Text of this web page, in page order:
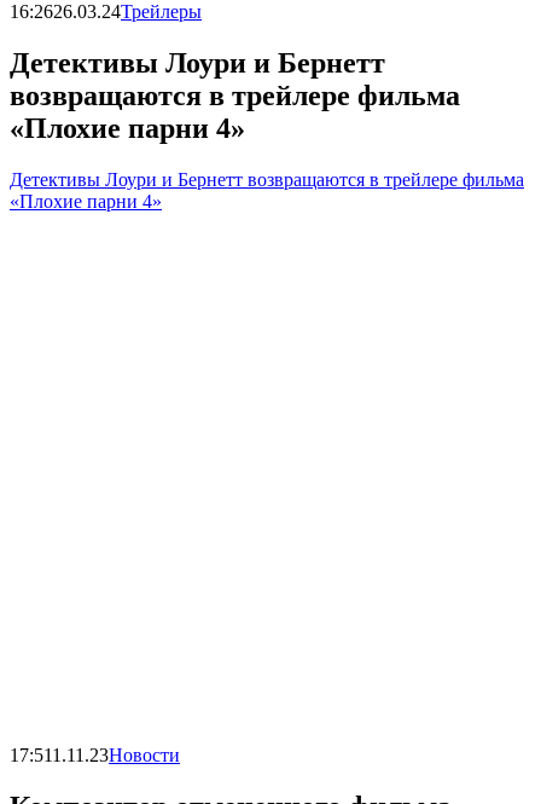
16:2626.03.24Трейлеры
Детективы Лоури и Бернетт
возвращаются в трейлере фильма
«Плохие парни 4»
Детективы Лоури и Бернетт возвращаются в трейлере фильма
«Плохие парни 4»
17:511.11.23Новости